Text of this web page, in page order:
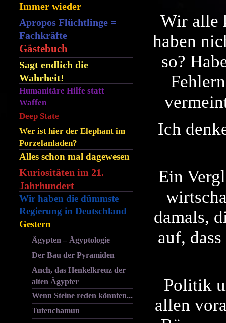
Immer wieder
Apropos Flüchtlinge =
Fachkräfte
Gästebuch
Sagt endlich die
Wahrheit!
Humanitäre Hilfe statt
Waffen
Deep State
Wer ist hier der Elephant im
Porzelanladen?
Alles schon mal dagewesen
Kuriositäten im 21.
Jahrhundert
Wir haben die dümmste
Regierung in Deutschland
Gestern
Ägypten – Ägyptologie
Der Bau der Pyramiden
Anch, das Henkelkreuz der
alten Ägypter
Wenn Steine reden könnten...
Tutenchamun
Wir alle
haben
so?
Ich
Ein
damals,
auf,
Politik
allen